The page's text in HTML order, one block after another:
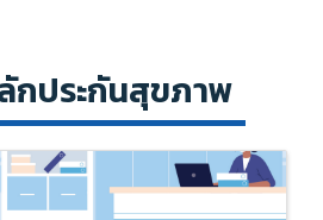
กประกันสุขภาพ